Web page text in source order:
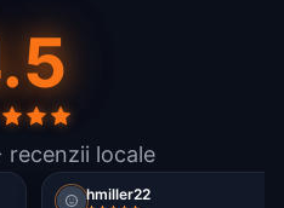
recenzii locale
hmiller22